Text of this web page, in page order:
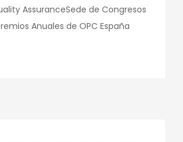
AssuranceSede de Congresos
Anuales de OPC España